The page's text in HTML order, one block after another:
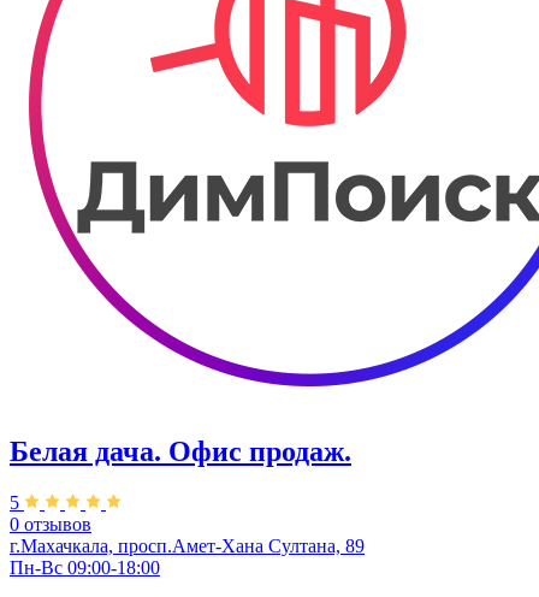
Белая дача. Офис продаж.
5
0 отзывов
г.Махачкала, просп.Амет-Хана Султана, 89
Пн-Вс 09:00-18:00